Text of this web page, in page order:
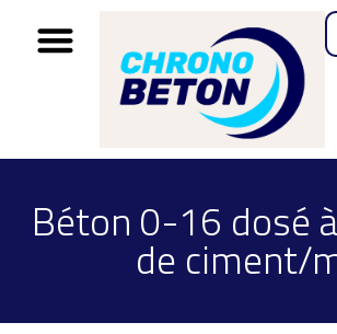
Béton 0-16 dosé
de ciment/